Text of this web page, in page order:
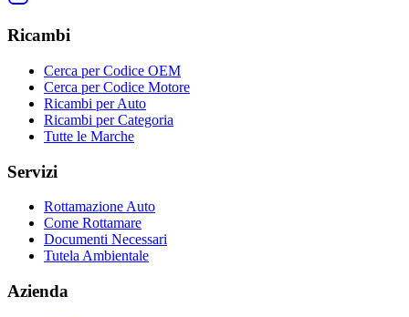
Ricambi
Cerca per Codice OEM
Cerca per Codice Motore
Ricambi per Auto
Ricambi per Categoria
Tutte le Marche
Servizi
Rottamazione Auto
Come Rottamare
Documenti Necessari
Tutela Ambientale
Azienda